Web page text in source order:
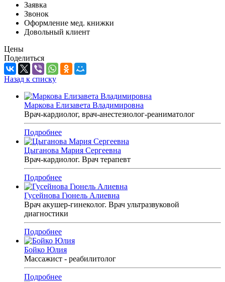
Заявка
Звонок
Оформление мед. книжки
Довольный клиент
Цены
Поделиться
Назад к списку
Маркова Елизавета Владимировна
Врач-кардиолог, врач-анестезиолог-реаниматолог
Подробнее
Цыганова Мария Сергеевна
Врач-кардиолог. Врач терапевт
Подробнее
Гусейнова Гюнель Алиевна
Врач акушер-гинеколог. Врач ультразвуковой
диагностики
Подробнее
Бойко Юлия
Массажист - реабилитолог
Подробнее